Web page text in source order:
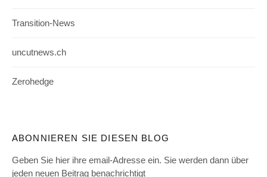
Transition-News
uncutnews.ch
Zerohedge
ABONNIEREN SIE DIESEN BLOG
Geben Sie hier ihre email-Adresse ein. Sie werden dann über
jeden neuen Beitrag benachrichtigt